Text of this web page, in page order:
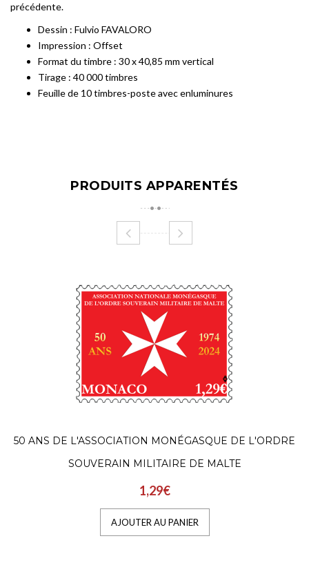
précédente.
Dessin : Fulvio FAVALORO
Impression : Offset
Format du timbre : 30 x 40,85 mm vertical
Tirage : 40 000 timbres
Feuille de 10 timbres-poste avec enluminures
PRODUITS APPARENTÉS
50 ANS DE L'ASSOCIATION MONÉGASQUE DE L'ORDRE
SOUVERAIN MILITAIRE DE MALTE
1,29€
AJOUTER AU PANIER